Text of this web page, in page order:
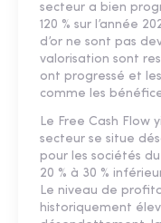
secteur a bien
120 % sur l’année
d’or ne sont pas
valorisation sont
ont progressé et
comme les
Le Free Cash Flow
secteur se situe
pour les sociétés
20 % à 30 %
Le niveau de
historiquement